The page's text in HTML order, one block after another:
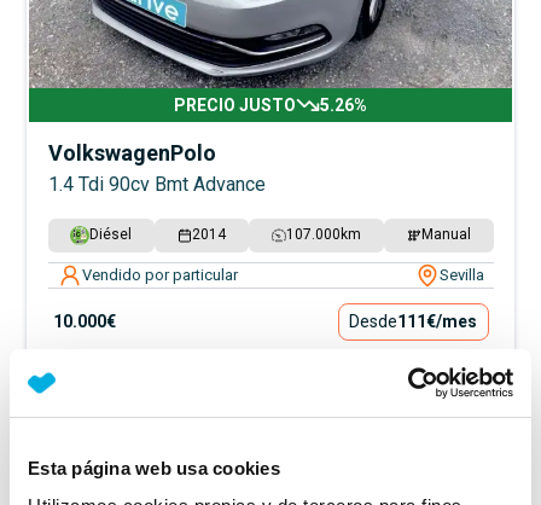
Esta página web usa cookies
PRECIO JUSTO 5.26%
VolkswagenPolo
1.4 Tdi 90cv Bmt Advance
Diésel 2014 107.000 km Manual
Vendido por particular Sevilla
10.000€ Desde111€/mes